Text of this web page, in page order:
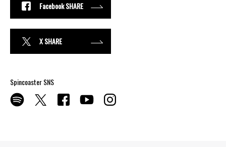
Facebook SHARE
X SHARE
Spincoaster SNS